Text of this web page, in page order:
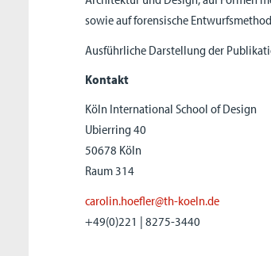
sowie auf forensische
Ausführliche Darstellung der
Kontakt
Köln International School of Design
Ubierring 40
50678 Köln
Raum 314
carolin.hoefler@th-koeln.de
+49(0)221 | 8275-3440